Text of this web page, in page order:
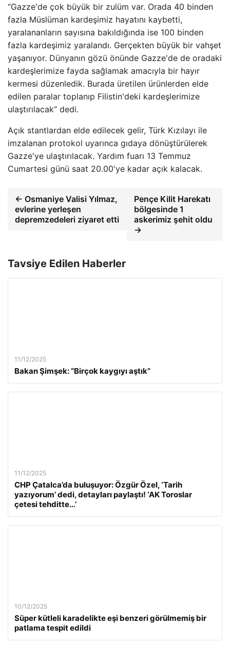
“Gazze'de çok büyük bir zulüm var. Orada 40 binden
fazla Müslüman kardeşimiz hayatını kaybetti,
yaralananların sayısına bakıldığında ise 100 binden
fazla kardeşimiz yaralandı. Gerçekten büyük bir vahşet
yaşanıyor. Dünyanın gözü önünde Gazze'de de oradaki
kardeşlerimize fayda sağlamak amacıyla bir hayır
kermesi düzenledik. Burada üretilen ürünlerden elde
edilen paralar toplanıp Filistin'deki kardeşlerimize
ulaştırılacak” dedi.
Açık stantlardan elde edilecek gelir, Türk Kızılayı ile
imzalanan protokol uyarınca gıdaya dönüştürülerek
Gazze'ye ulaştırılacak. Yardım fuarı 13 Temmuz
Cumartesi günü saat 20.00'ye kadar açık kalacak.
← Osmaniye Valisi Yılmaz,
evlerine yerleşen
depremzedeleri ziyaret etti
Pençe Kilit Harekatı
bölgesinde 1
askerimiz şehit oldu
→
Tavsiye Edilen Haberler
11/12/2025
Bakan Şimşek: “Birçok kaygıyı aştık”
11/12/2025
CHP Çatalca’da buluşuyor: Özgür Özel, ‘Tarih
yazıyorum’ dedi, detayları paylaştı! ‘AK Toroslar
çetesi tehditte…’
10/12/2025
Süper kütleli karadelikte eşi benzeri görülmemiş bir
patlama tespit edildi